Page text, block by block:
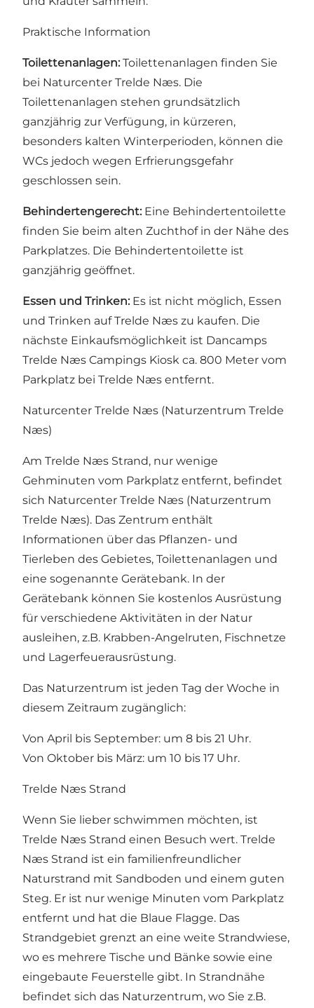
Praktische Information
Toilettenanlagen: Toilettenanlagen finden Sie
bei Naturcenter Trelde Næs. Die
Toilettenanlagen stehen grundsätzlich
ganzjährig zur Verfügung, in kürzeren,
besonders kalten Winterperioden, können die
WCs jedoch wegen Erfrierungsgefahr
geschlossen sein.
Behindertengerecht: Eine Behindertentoilette
finden Sie beim alten Zuchthof in der Nähe des
Parkplatzes. Die Behindertentoilette ist
ganzjährig geöffnet.
Essen und Trinken: Es ist nicht möglich, Essen
und Trinken auf Trelde Næs zu kaufen. Die
nächste Einkaufsmöglichkeit ist Dancamps
Trelde Næs Campings Kiosk ca. 800 Meter vom
Parkplatz bei Trelde Næs entfernt.
Naturcenter Trelde Næs (Naturzentrum Trelde
Næs)
Am Trelde Næs Strand, nur wenige
Gehminuten vom Parkplatz entfernt, befindet
sich Naturcenter Trelde Næs (Naturzentrum
Trelde Næs). Das Zentrum enthält
Informationen über das Pflanzen- und
Tierleben des Gebietes, Toilettenanlagen und
eine sogenannte Gerätebank. In der
Gerätebank können Sie kostenlos Ausrüstung
für verschiedene Aktivitäten in der Natur
ausleihen, z.B. Krabben-Angelruten, Fischnetze
und Lagerfeuerausrüstung.
Das Naturzentrum ist jeden Tag der Woche in
diesem Zeitraum zugänglich:
Von April bis September: um 8 bis 21 Uhr.
Von Oktober bis März: um 10 bis 17 Uhr.
Trelde Næs Strand
Wenn Sie lieber schwimmen möchten, ist
Trelde Næs Strand einen Besuch wert. Trelde
Næs Strand ist ein familienfreundlicher
Naturstrand mit Sandboden und einem guten
Steg. Er ist nur wenige Minuten vom Parkplatz
entfernt und hat die Blaue Flagge. Das
Strandgebiet grenzt an eine weite Strandwiese,
wo es mehrere Tische und Bänke sowie eine
eingebaute Feuerstelle gibt. In Strandnähe
befindet sich das Naturzentrum, wo Sie z.B.